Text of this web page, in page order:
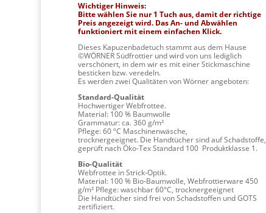
Wichtiger Hinweis:
Bitte wählen Sie nur 1 Tuch aus, damit der richtige
Preis angezeigt wird. Das An- und Abwählen
funktioniert mit einem einfachen Klick.
Dieses Kapuzenbadetuch stammt aus dem Hause
©WÖRNER Südfrottier und wird von uns lediglich
verschönert, in dem wir es mit einer Stickmaschine
besticken bzw. veredeln.
Es werden zwei Qualitäten von Wörner angeboten:
Standard-Qualität
Hochwertiger Webfrottee.
Material: 100 % Baumwolle
Grammatur: ca. 360 g/m²
Pflege: 60 ºC Maschinenwäsche,
trocknergeeignet. Die Handtücher sind auf Schadstoffe,
geprüft nach Öko-Tex Standard 100 Produktklasse 1.
Bio-Qualität
Webfrottee in Strick-Optik.
Material: 100 % Bio-Baumwolle, Webfrottierware 450
g/m² Pflege: waschbar 60°C, trocknergeeignet
Die Handtücher sind frei von Schadstoffen und GOTS
zertifiziert.